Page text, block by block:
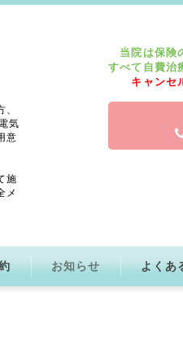
当院は保険
すべて自費治
キャンセ
気
意
施
メ
お知らせ よくあ